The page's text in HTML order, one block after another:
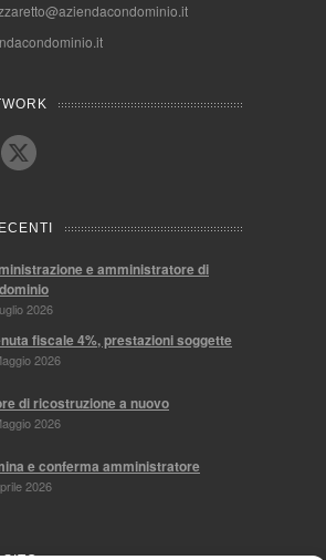
e amministratore di
2026
fiscale 4%, prestazioni soggette
2026
di ricostruzione a nuovo
2026
e conferma amministratore
2026